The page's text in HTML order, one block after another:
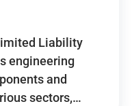
Liability
engineering
and
sectors,…